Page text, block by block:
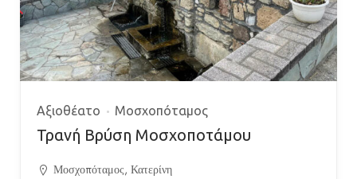
Αξιοθέατο Μοσχοπόταμος
Τρανή Βρύση Μοσχοποτάμου
Μοσχοπόταμος, Κατερίνη